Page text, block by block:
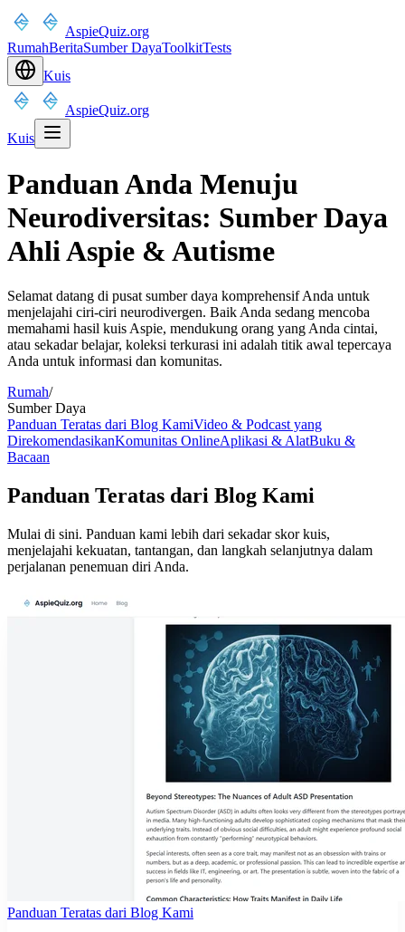
AspieQuiz.org
RumahBeritaSumber DayaToolkitTests
Kuis
AspieQuiz.org
Kuis
Panduan Anda Menuju
Neurodiversitas: Sumber Daya
Ahli Aspie & Autisme
Selamat datang di pusat sumber daya komprehensif Anda untuk
menjelajahi ciri-ciri neurodivergen. Baik Anda sedang mencoba
memahami hasil kuis Aspie, mendukung orang yang Anda cintai,
atau sekadar belajar, koleksi terkurasi ini adalah titik awal tepercaya
Anda untuk informasi dan komunitas.
Rumah/
Sumber Daya
Panduan Teratas dari Blog KamiVideo & Podcast yang
DirekomendasikanKomunitas OnlineAplikasi & AlatBuku &
Bacaan
Panduan Teratas dari Blog Kami
Mulai di sini. Panduan kami lebih dari sekadar skor kuis,
menjelajahi kekuatan, tantangan, dan langkah selanjutnya dalam
perjalanan penemuan diri Anda.
Panduan Teratas dari Blog Kami